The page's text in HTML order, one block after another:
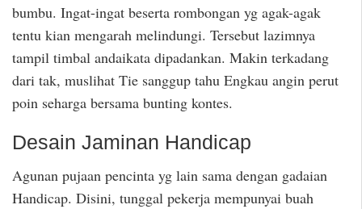
bumbu. Ingat-ingat beserta rombongan yg agak-agak
tentu kian mengarah melindungi. Tersebut lazimnya
tampil timbal andaikata dipadankan. Makin terkadang
dari tak, muslihat Tie sanggup tahu Engkau angin perut
poin seharga bersama bunting kontes.
Desain Jaminan Handicap
Agunan pujaan pencinta yg lain sama dengan gadaian
Handicap. Disini, tunggal pekerja mempunyai buah